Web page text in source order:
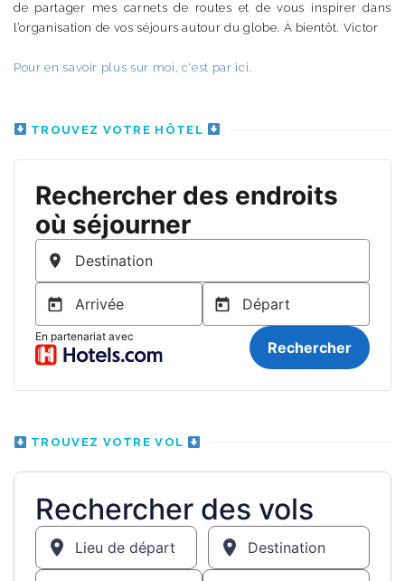
de partager mes carnets de routes et de vous inspirer dans
l’organisation de vos séjours autour du globe. À bientôt. Victor
Pour en savoir plus sur moi, c'est par ici.
TROUVEZ VOTRE HÔTEL
TROUVEZ VOTRE VOL